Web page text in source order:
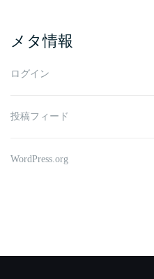
メタ情報
ログイン
投稿フィード
WordPress.org